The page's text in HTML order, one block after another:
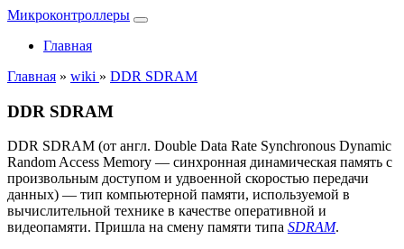
Микроконтроллеры
Главная
Главная » wiki » DDR SDRAM
DDR SDRAM
DDR SDRAM (от англ. Double Data Rate Synchronous Dynamic
Random Access Memory — синхронная динамическая память с
произвольным доступом и удвоенной скоростью передачи
данных) — тип компьютерной памяти, используемой в
вычислительной технике в качестве оперативной и
видеопамяти. Пришла на смену памяти типа SDRAM.